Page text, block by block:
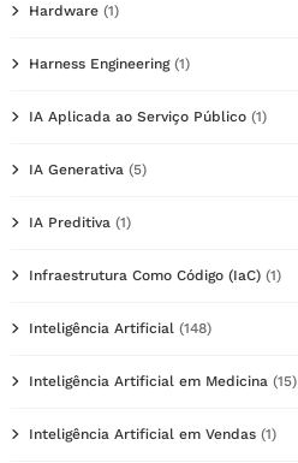
Hardware (1)
Harness Engineering(1)
IA Aplicada ao Serviço Público (1)
IA Generativa (5)
IA Preditiva (1)
Infraestrutura Como Código (IaC) (1)
Inteligência Artificial (148)
Inteligência Artificial em Medicina (15)
Inteligência Artificial em Vendas (1)